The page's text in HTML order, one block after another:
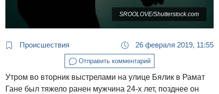
SROOLOVE/Shutterstock.com
Происшествия 26 февраля 2019, 11:55
Отправить комментарий
Утром во вторник выстрелами на улице Бялик в Рамат
Гане был тяжело ранен мужчина 24-х лет, позднее он